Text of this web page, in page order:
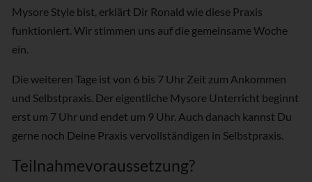
Mysore Style bist, erklärt Dir Ronald wie diese Praxis
funktioniert. Wir stimmen uns auf die gemeinsame Woche
ein.
Die weiteren Tage ist von 6 bis 7 Uhr Zeit zum Ankommen
und Selbstpraxis. Der eigentliche Mysore Unterricht beginnt
erst um 7 Uhr und endet um 9 Uhr. Auch danach kannst Du
gerne noch Deine Praxis vervollständigen in Selbstpraxis.
Teilnahmevoraussetzung?